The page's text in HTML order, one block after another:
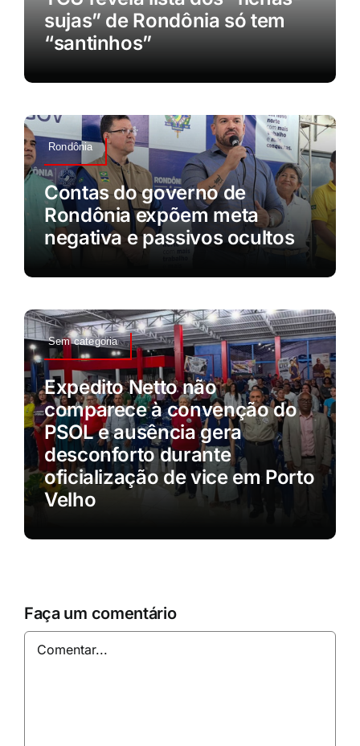
sujas” de Rondônia só tem
“santinhos”
Rondônia
Contas do governo de
Rondônia expõem meta
negativa e passivos ocultos
Sem categoria
Expedito Netto não
comparece à convenção do
PSOL e ausência gera
desconforto durante
oficialização de vice em Porto
Velho
Faça um comentário
Comentar